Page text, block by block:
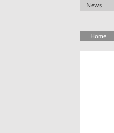
News
Home